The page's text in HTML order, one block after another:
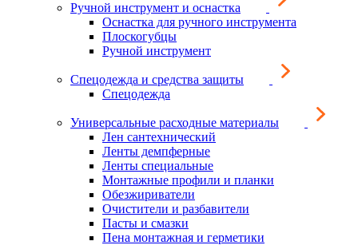
Ручной инструмент и оснастка
Оснастка для ручного инструмента
Плоскогубцы
Ручной инструмент
Спецодежда и средства защиты
Спецодежда
Универсальные расходные материалы
Лен сантехнический
Ленты демпферные
Ленты специальные
Монтажные профили и планки
Обезжириватели
Очистители и разбавители
Пасты и смазки
Пена монтажная и герметики